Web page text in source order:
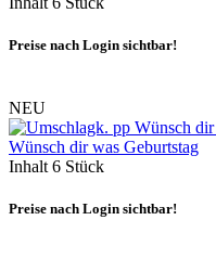
Preise nach Login sichtbar!
NEU
Wünsch dir was Geburtstag
Inhalt 6 Stück
Preise nach Login sichtbar!